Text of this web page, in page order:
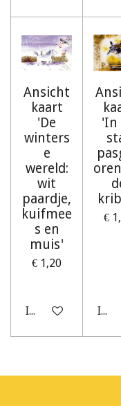
Ansicht
kaart
'De
winters
e
wereld:
wit
paardje,
kuifmee
s en
muis'
€ 1,20
In winkelwagen
'In
€
In